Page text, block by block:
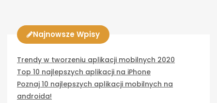
Najnowsze Wpisy
Trendy w tworzeniu aplikacji mobilnych 2020
Top 10 najlepszych aplikacji na iPhone
Poznaj 10 najlepszych aplikacji mobilnych na
androida!